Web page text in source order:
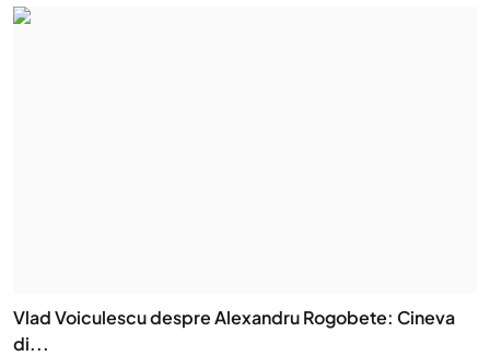
Vlad Voiculescu despre Alexandru Rogobete: Cineva
di...